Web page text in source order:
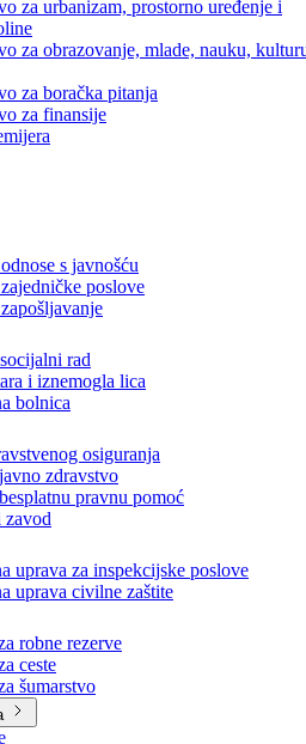
za unutrašnje poslove
za socijalnu politiku, zdravstvo,
i izbjeglice
za urbanizam, prostorno uređenje i
za obrazovanje, mlade, nauku,
za boračka pitanja
za finansije
s javnošću
poslove
rad
i iznemogla lica
bolnica
osiguranja
zdravstvo
pravnu pomoć
zavod
uprava za inspekcijske poslove
uprava civilne zaštite
robne rezerve
ceste